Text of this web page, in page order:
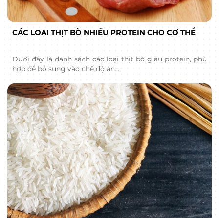
CÁC LOẠI THỊT BÒ NHIỀU PROTEIN CHO CƠ THỂ
Dưới đây là danh sách các loại thịt bò giàu protein, phù
hợp để bổ sung vào chế độ ăn…